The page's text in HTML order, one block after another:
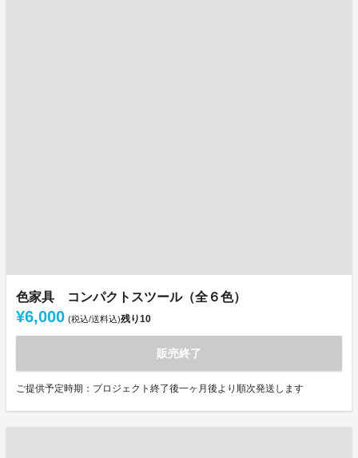
色家具 コンパクトスツール（全６色）
¥6,000 (税込/送料込)残り10
販売終了
ご提供予定時期：プロジェクト終了後一ヶ月後より順次発送します